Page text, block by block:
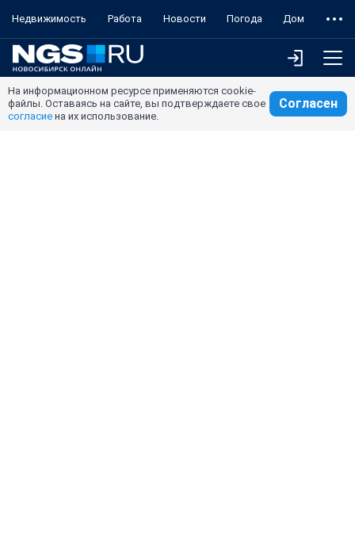
Недвижимость Работа Новости Погода Дом
На информационном ресурсе применяются cookie-
файлы. Оставаясь на сайте, вы подтверждаете свое
согласие на их использование.
Согласен